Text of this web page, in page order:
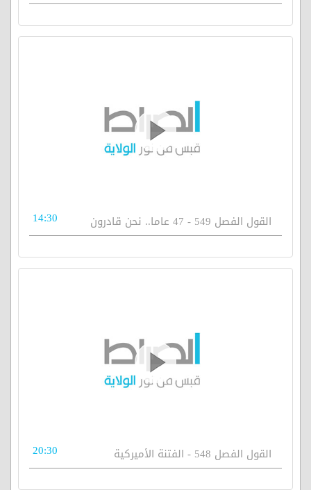
القول الفصل 549 - 47 عاما.. نحن قادرون 14:30
القول الفصل 548 - الفتنة الأميركية 20:30